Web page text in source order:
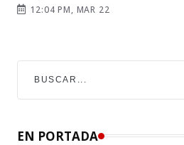
12:04 PM, MAR 22
EN PORTADA